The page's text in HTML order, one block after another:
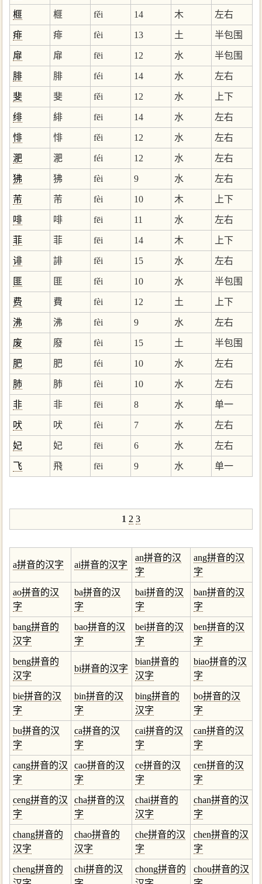
榧 榧 fěi 14 木 左右
痱 痱 fèi 13 土 半包围
扉 扉 fēi 12 水 半包围
腓 腓 féi 14 水 左右
斐 斐 fěi 12 水 上下
绯 緋 fēi 14 水 左右
悱 悱 fěi 12 水 左右
淝 淝 féi 12 水 左右
狒 狒 fèi 9 水 左右
芾 芾 fèi 10 木 上下
啡 啡 fēi 11 水 左右
菲 菲 fēi 14 木 上下
诽 誹 fěi 15 水 左右
匪 匪 fěi 10 水 半包围
费 費 fèi 12 土 上下
沸 沸 fèi 9 水 左右
废 廢 fèi 15 土 半包围
肥 肥 féi 10 水 左右
肺 肺 fèi 10 水 左右
非 非 fēi 8 水 单一
吠 吠 fèi 7 水 左右
妃 妃 fēi 6 水 左右
飞 飛 fēi 9 水 单一
1 2 3
a拼音的汉字 ai拼音的汉字
an拼音的汉
字
ang拼音的汉
字
ao拼音的汉
字
ba拼音的汉
字
bai拼音的汉
字
ban拼音的汉
字
bang拼音的
汉字
bao拼音的汉
字
bei拼音的汉
字
ben拼音的汉
字
beng拼音的
汉字
bi拼音的汉字
bian拼音的
汉字
biao拼音的汉
字
bie拼音的汉
字
bin拼音的汉
字
bing拼音的
汉字
bo拼音的汉
字
bu拼音的汉
字
ca拼音的汉
字
cai拼音的汉
字
can拼音的汉
字
cang拼音的汉
字
cao拼音的汉
字
ce拼音的汉
字
cen拼音的汉
字
ceng拼音的汉
字
cha拼音的汉
字
chai拼音的
汉字
chan拼音的汉
字
chang拼音的
汉字
chao拼音的
汉字
che拼音的汉
字
chen拼音的汉
字
cheng拼音的
chi拼音的汉
chong拼音的
chou拼音的汉